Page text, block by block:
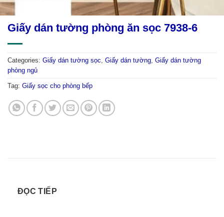
Giấy dán tường phòng ăn sọc 7938-6
Categories: Giấy dán tường sọc Giấy dán tường Giấy dán tường
phòng ngủ
Tag: Giấy sọc cho phòng bếp
ĐỌC TIẾP